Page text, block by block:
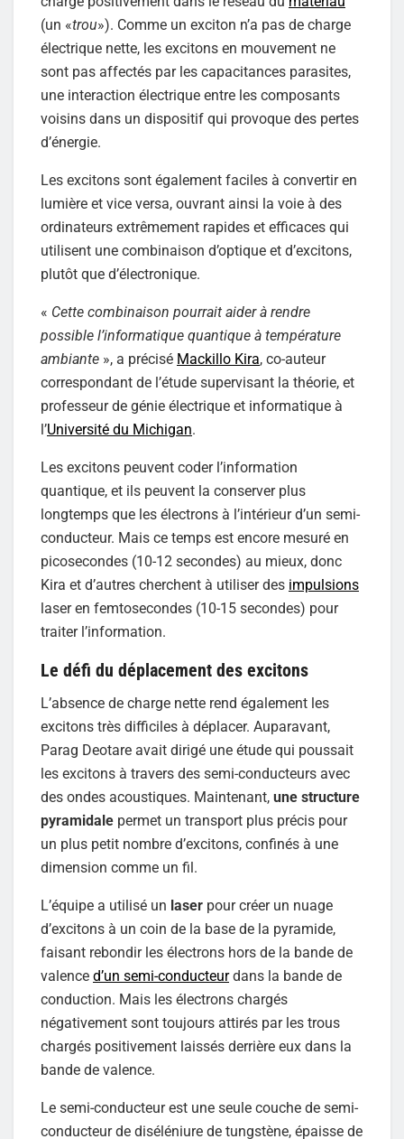
(un «trou»). Comme un exciton n’a pas de charge
électrique nette, les excitons en mouvement ne
sont pas affectés par les capacitances parasites,
une interaction électrique entre les composants
voisins dans un dispositif qui provoque des pertes
d’énergie.
Les excitons sont également faciles à convertir en
lumière et vice versa, ouvrant ainsi la voie à des
ordinateurs extrêmement rapides et efficaces qui
utilisent une combinaison d’optique et d’excitons,
plutôt que d’électronique.
« Cette combinaison pourrait aider à rendre
possible l’informatique quantique à température
ambiante », a précisé Mackillo Kira, co-auteur
correspondant de l’étude supervisant la théorie, et
professeur de génie électrique et informatique à
l’Université du Michigan.
Les excitons peuvent coder l’information
quantique, et ils peuvent la conserver plus
longtemps que les électrons à l’intérieur d’un semi-
conducteur. Mais ce temps est encore mesuré en
picosecondes (10-12 secondes) au mieux, donc
Kira et d’autres cherchent à utiliser des impulsions
laser en femtosecondes (10-15 secondes) pour
traiter l’information.
Le défi du déplacement des excitons
L’absence de charge nette rend également les
excitons très difficiles à déplacer. Auparavant,
Parag Deotare avait dirigé une étude qui poussait
les excitons à travers des semi-conducteurs avec
des ondes acoustiques. Maintenant, une structure
pyramidale permet un transport plus précis pour
un plus petit nombre d’excitons, confinés à une
dimension comme un fil.
L’équipe a utilisé un laser pour créer un nuage
d’excitons à un coin de la base de la pyramide,
faisant rebondir les électrons hors de la bande de
valence d’un semi-conducteurdans la bande de
conduction. Mais les électrons chargés
négativement sont toujours attirés par les trous
chargés positivement laissés derrière eux dans la
bande de valence.
Le semi-conducteur est une seule couche de semi-
conducteur de diséléniure de tungstène, épaisse de